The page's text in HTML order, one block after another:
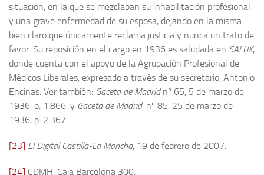
situación, en la que se mezclaban su inhabilitación profesional
y una grave enfermedad de su esposa, dejando en la misma
bien claro que únicamente reclama justicia y nunca un trato de
favor. Su reposición en el cargo en 1936 es saludada en SALUX,
donde cuenta con el apoyo de la Agrupación Profesional de
Médicos Liberales, expresado a través de su secretario, Antonio
Encinas. Ver también: Gaceta de Madridnº 65, 5 de marzo de
1936, p. 1.866. y Gaceta de Madrid, nº 85, 25 de marzo de
1936, p. 2.367.
[23] El Digital Castilla-La Mancha, 19 de febrero de 2007.
[24] CDMH. Caja Barcelona 300.